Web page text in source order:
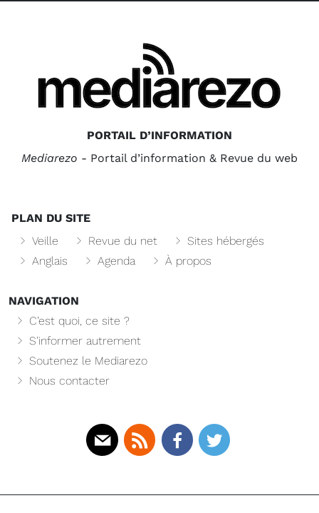
PORTAIL D’INFORMATION
Mediarezo - Portail d’information & Revue du web
PLAN DU SITE
Veille
Revue du net
Sites hébergés
Anglais
Agenda À propos
NAVIGATION
C’est quoi, ce site ?
S’informer autrement
Soutenez le Mediarezo
Nous contacter